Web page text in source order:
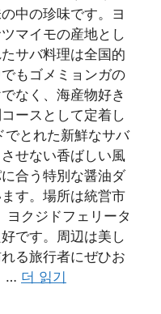
中の珍味です。ヨ
マイモの産地とし
サバ料理は全国的
もゴメミョンガの
なく、海産物好き
ースとして定着し
でとれた新鮮なサバ
せない香ばしい風
合う特別な醤油ダ
す。場所は統営市
ヨクジドフェリータ
です。周辺は美し
る旅行者にぜひお
… 더 읽기